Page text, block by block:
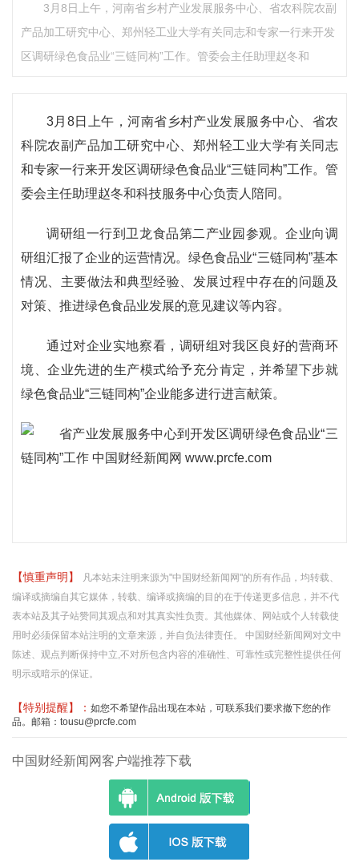
3月8日上午，河南省乡村产业发展服务中心、省农科院农副
产品加工研究中心、郑州轻工业大学有关同志和专家一行来开发
区调研绿色食品业“三链同构”工作。管委会主任助理赵冬和
3月8日上午，河南省乡村产业发展服务中心、省农
科院农副产品加工研究中心、郑州轻工业大学有关同志
和专家一行来开发区调研绿色食品业“三链同构”工作。管
委会主任助理赵冬和科技服务中心负责人陪同。
调研组一行到卫龙食品第二产业园参观。企业向调
研组汇报了企业的运营情况。绿色食品业“三链同构”基本
情况、主要做法和典型经验、发展过程中存在的问题及
对策、推进绿色食品业发展的意见建议等内容。
通过对企业实地察看，调研组对我区良好的营商环
境、企业先进的生产模式给予充分肯定，并希望下步就
绿色食品业“三链同构”企业能多进行进言献策。
【慎重声明】
凡本站未注明来源为"中国财经新闻网"的所有作品，均转载、
编译或摘编自其它媒体，转载、编译或摘编的目的在于传递更多信息，并不代
表本站及其子站赞同其观点和对其真实性负责。其他媒体、网站或个人转载使
用时必须保留本站注明的文章来源，并自负法律责任。 中国财经新闻网对文中
陈述、观点判断保持中立,不对所包含内容的准确性、可靠性或完整性提供任何
明示或暗示的保证。
【特别提醒】： 如您不希望作品出现在本站，可联系我们要求撤下您的作
品。邮箱：tousu@prcfe.com
中国财经新闻网客户端推荐下载